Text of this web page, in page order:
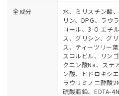
全成分
水、ミリスチン酸
リン、DPG、ラウ
コール、3-O-エチ
ス、グリシン、グ
ス、ティーツリー
スコルビル、リン
クエン酸Na、ステ
ン酸、ヒドロキシ
ラウリミノ二酢酸
硫酸亜鉛、EDTA-